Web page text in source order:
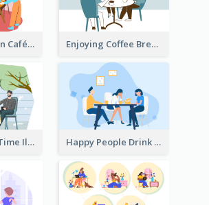
Coffee Break In Café Illustration Enjoying Coffee Break Illustration
Coffee Break Time Illustration Happy People Drink Coffee Illustration